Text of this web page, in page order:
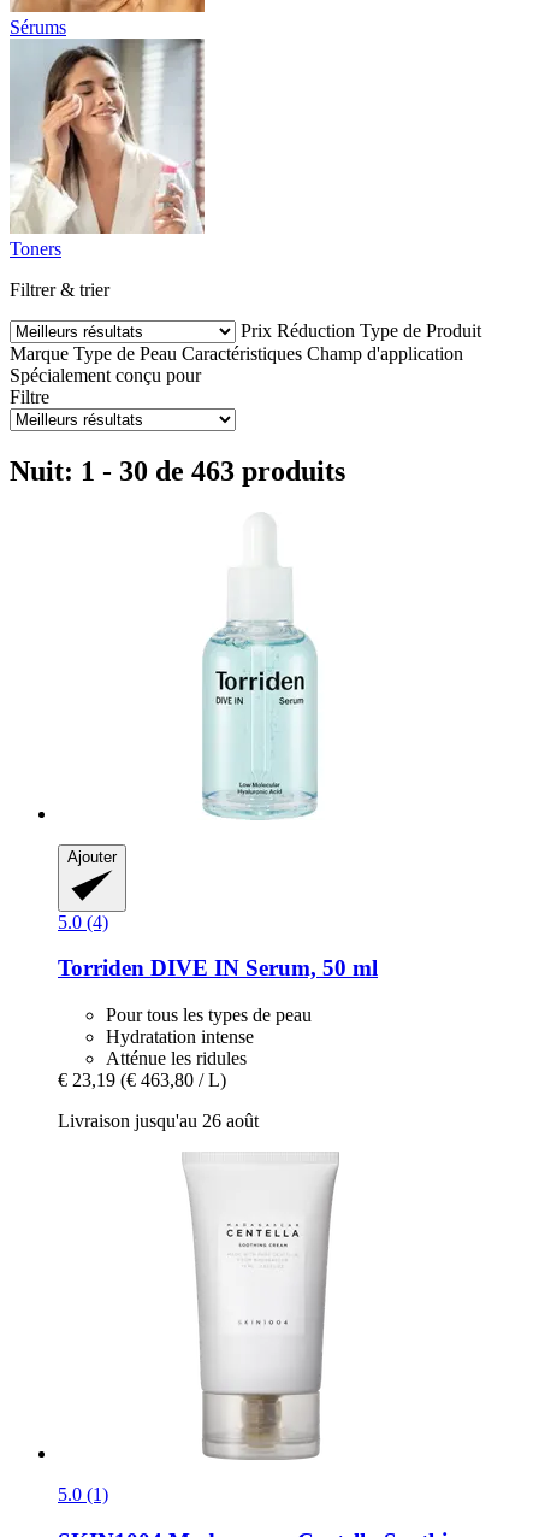
Sérums
Toners
Filtrer & trier
Prix Réduction Type de Produit
Marque Type de Peau Caractéristiques Champ d'application
Spécialement conçu pour
Filtre
Nuit: 1 - 30 de 463 produits
Ajouter
5.0 (4)
Torriden DIVE IN Serum, 50 ml
Pour tous les types de peau
Hydratation intense
Atténue les ridules
€ 23,19 (€ 463,80 / L)
Livraison jusqu'au 26 août
5.0 (1)